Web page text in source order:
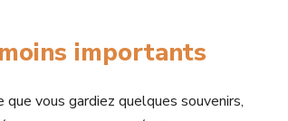
importants
vous gardiez quelques souvenirs,